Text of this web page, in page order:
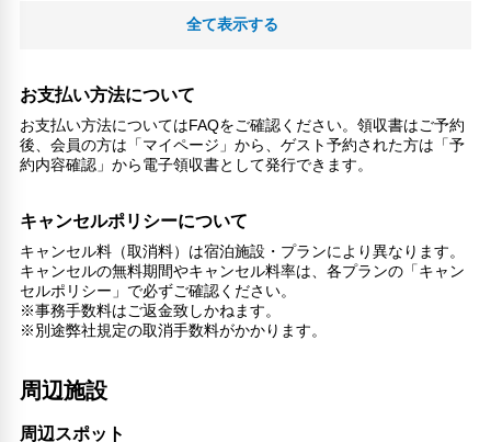
全て表示する
お支払い方法について
お支払い方法についてはFAQをご確認ください。領収書はご予約
後、会員の方は「マイページ」から、ゲスト予約された方は「予
約内容確認」から電子領収書として発行できます。
キャンセルポリシーについて
キャンセル料（取消料）は宿泊施設・プランにより異なります。
キャンセルの無料期間やキャンセル料率は、各プランの「キャン
セルポリシー」で必ずご確認ください。
※事務手数料はご返金致しかねます。
※別途弊社規定の取消手数料がかかります。
周辺施設
周辺スポット